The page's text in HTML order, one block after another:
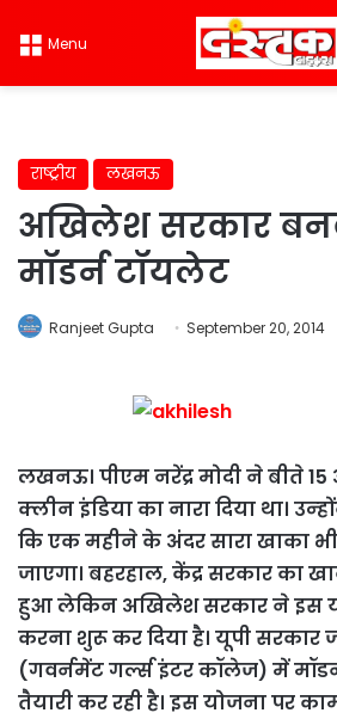
Menu
राष्ट्रीय लखनऊ
अखिलेश सरकार
मॉडर्न टॉयलेट
Ranjeet Gupta September 20, 2014
लखनऊ। पीएम नरेंद्र मोदी ने बीते
क्लीन इंडिया का नारा दिया था।
कि एक महीने के अंदर सारा खाका
जाएगा। बहरहाल, केंद्र सरकार का
हुआ लेकिन अखिलेश सरकार ने इस
करना शुरू कर दिया है। यूपी सरकार
(गवर्नमेंट गर्ल्स इंटर कॉलेज) में
तैयारी कर रही है। इस योजना पर